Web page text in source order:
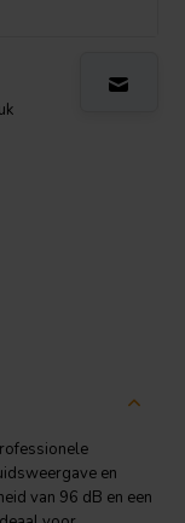
en
van 96 dB en een